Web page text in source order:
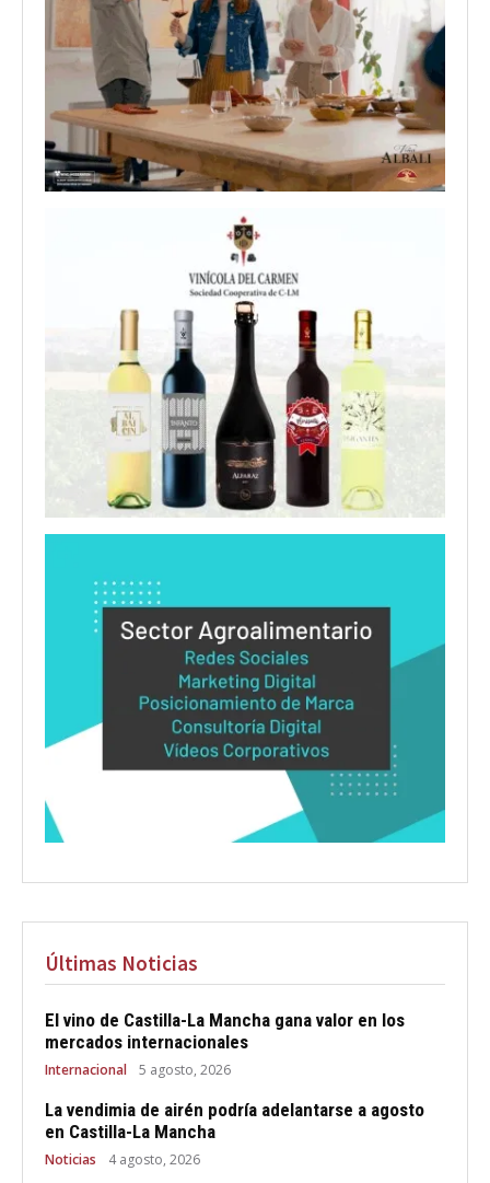
Últimas Noticias
El vino de Castilla-La Mancha gana valor en los
mercados internacionales
Internacional 5 agosto, 2026
La vendimia de airén podría adelantarse a agosto
en Castilla-La Mancha
Noticias 4 agosto, 2026